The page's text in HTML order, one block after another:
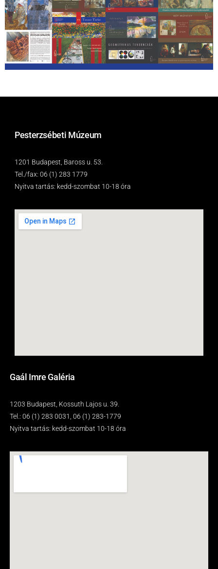
Pesterzsébeti Múzeum
1201 Budapest, Baross u. 53.
Tel./fax: 06 (1) 283 1779
Nyitva tartás: kedd-szombat 10-18 óra
Gaál Imre Galéria
1203 Budapest, Kossuth Lajos u. 39.
Tel.: 06 (1) 283 0031, 06 (1) 283-1779
Nyitva tartás: kedd-szombat 10-18 óra